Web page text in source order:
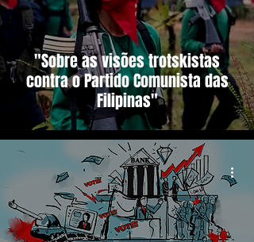
"Sobre as visões trotskistas
contra o Partido Comunista das
Filipinas"